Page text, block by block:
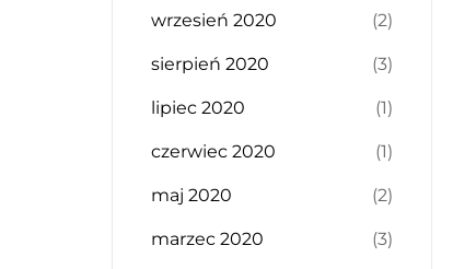
wrzesień 2020 (2)
sierpień 2020 (3)
lipiec 2020 (1)
czerwiec 2020 (1)
maj 2020 (2)
marzec 2020 (3)